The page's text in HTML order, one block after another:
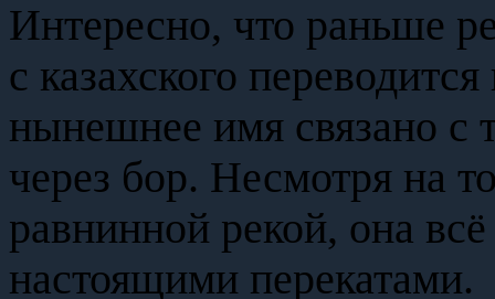
Интересно, что раньше
с казахского
нынешнее имя связано с
через бор. Несмотря на
равнинной рекой, она
настоящими перекатами.